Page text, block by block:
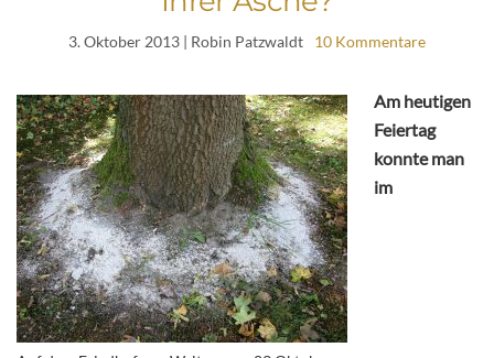
3. Oktober 2013 | Robin Patzwaldt 10 Kommentare
Am heutigen
Feiertag
konnte man
im